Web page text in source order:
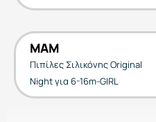
MAM
Πιπίλες Σιλικόνης Original
Night για 6-16m-GIRL